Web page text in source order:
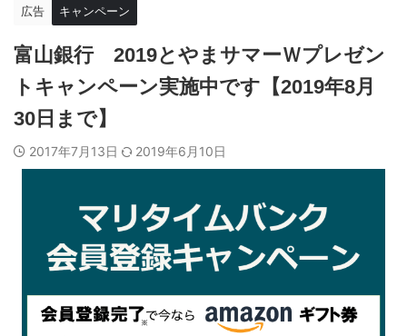
広告 キャンペーン
富山銀行 2019とやまサマーＷプレゼン
トキャンペーン実施中です【2019年8月
30日まで】
2017年7月13日 2019年6月10日